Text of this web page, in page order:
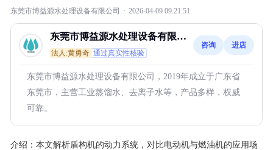
东莞市博益源水处理设备有限公司 · 2026-04-09 09:21:51
东莞市博益源水处理设备有限公
司
法人:黄勇奇 通过真实性核验
咨询 进店
东莞市博益源水处理设备有限公司，2019年成立于广东省
东莞市，主营工业蒸馏水、去离子水等，产品多样，权威
可靠。
介绍： 本文解析盾构机的动力系统，对比电动机与燃油机的应用场